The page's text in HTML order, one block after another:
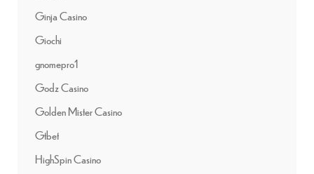
Ginja Casino
Giochi
gnomepro1
Godz Casino
Golden Mister Casino
Gtbet
HighSpin Casino